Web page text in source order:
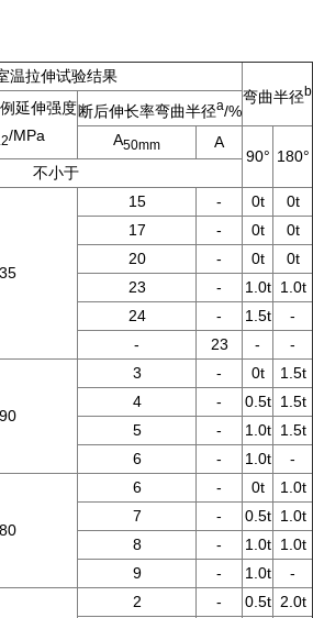
温拉伸试验结果
弯曲半径b
延伸强度
/MPa
断后伸长率弯曲半径a/%
A50mm
A
90° 180°
不小于
35
15 - 0t
0t
17 - 0t
0t
20 - 0t
0t
23 - 1.0t 1.0t
24 - 1.5t
-
- 23 - -
90
3 - 0t
1.5t
4 - 0.5t 1.5t
5 - 1.0t 1.5t
6 - 1.0t -
80
6 - 0t
1.0t
7 - 0.5t 1.0t
8 - 1.0t 1.0t
9 - 1.0t -
2 - 0.5t 2.0t